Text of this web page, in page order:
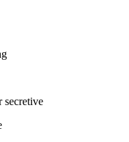
secretive